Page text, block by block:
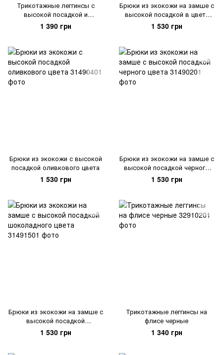
Трикотажные леггинсы с
высокой посадкой и
утягивающим эффектом
бургунди
1 390 грн
Брюки из экокожи на замше с
высокой посадкой в цвете
слоновой кости
1 530 грн
Брюки из экокожи с высокой
посадкой оливкового цвета
1 530 грн
Брюки из экокожи на замше с
высокой посадкой черного
цвета
1 530 грн
Брюки из экокожи на замше с
высокой посадкой
шоколадного цвета
1 530 грн
Трикотажные леггинсы на
флисе черные
1 340 грн